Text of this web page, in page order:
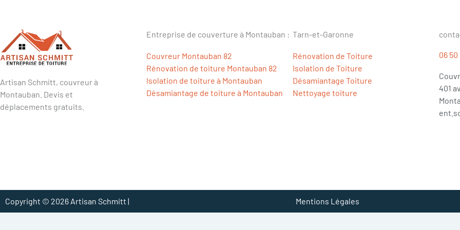
Artisan Schmitt, couvreur à
Montauban. Devis et
déplacements gratuits.
Entreprise de couverture à Montauban :
Couvreur Montauban 82
Rénovation de toiture Montauban 82
Isolation de toiture à Montauban
Désamiantage de toiture à Montauban
Tarn-et-Garonne
Rénovation de Toiture
Isolation de Toiture
Désamiantage Toiture
Nettoyage toiture
06 50
401
Copyright © 2026 Artisan Schmitt | Mentions Légales